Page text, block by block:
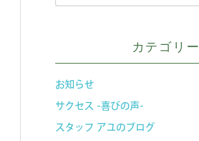
カテゴリー
お知らせ
サクセス -喜びの声-
スタッフ アユのブログ